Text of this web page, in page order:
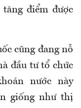
điểm được
cũng đang nỗ
đầu tư tổ chức
nước này
giống như thị